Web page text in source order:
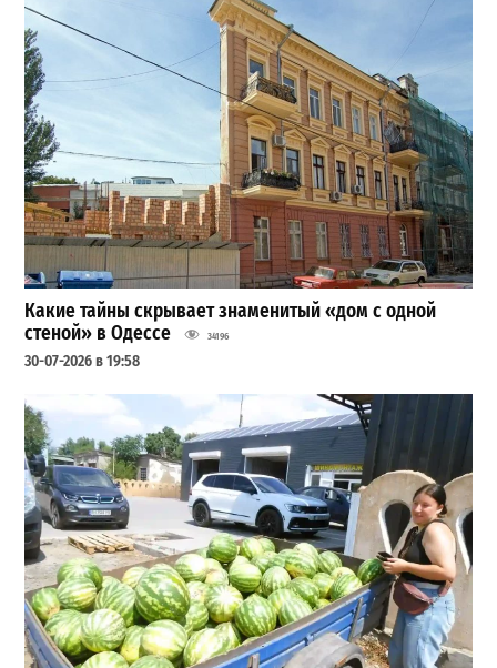
Какие тайны скрывает знаменитый «дом с одной
стеной» в Одессе
34196
30-07-2026 в 19:58